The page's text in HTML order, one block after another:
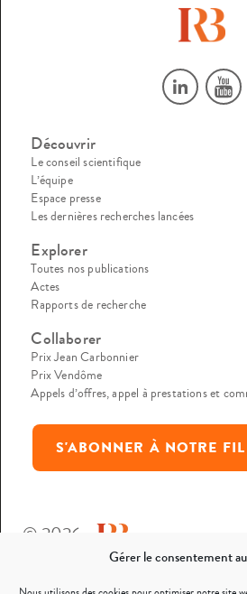
Gérer le consentement
Découvrir
Le conseil scientifique
L’équipe
Espace presse
Les dernières recherches lancées
Explorer
Toutes nos publications
Actes
Rapports de recherche
Collaborer
Prix Jean Carbonnier
Prix Vendôme
Appels d’offres, appel à prestations et
S'ABONNER À NOTRE
© 2026